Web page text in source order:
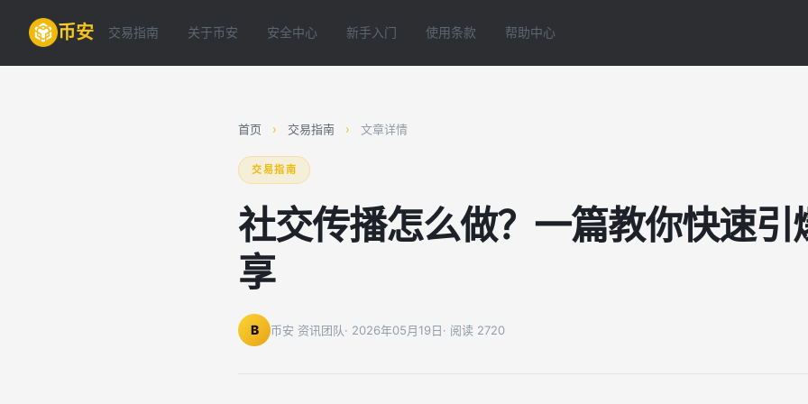
币安 交易指南 关于币安 安全中心 新手入门 使用条款 帮助中心
首页 › 交易指南 › 文章详情
交易指南
社交传播怎么做？一篇教你快速引
享
B 币安 资讯团队· 2026年05月19日· 阅读 2720